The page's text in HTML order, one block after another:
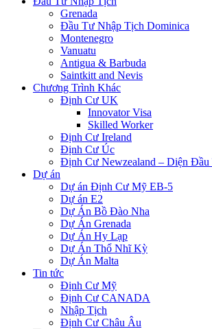
Grenada
Đầu Tư Nhập Tịch Dominica
Montenegro
Vanuatu
Antigua & Barbuda
Saintkitt and Nevis
Chương Trình Khác
Định Cư UK
Innovator Visa
Skilled Worker
Định Cư Ireland
Định Cư Úc
Định Cư Newzealand – Diện Đầu
Dự án
Dự án Định Cư Mỹ EB-5
Dự án E2
Dự Án Bồ Đào Nha
Dự Án Grenada
Dự Án Hy Lạp
Dự Án Thổ Nhĩ Kỳ
Dự Án Malta
Tin tức
Định Cư Mỹ
Định Cư CANADA
Nhập Tịch
Định Cư Châu Âu